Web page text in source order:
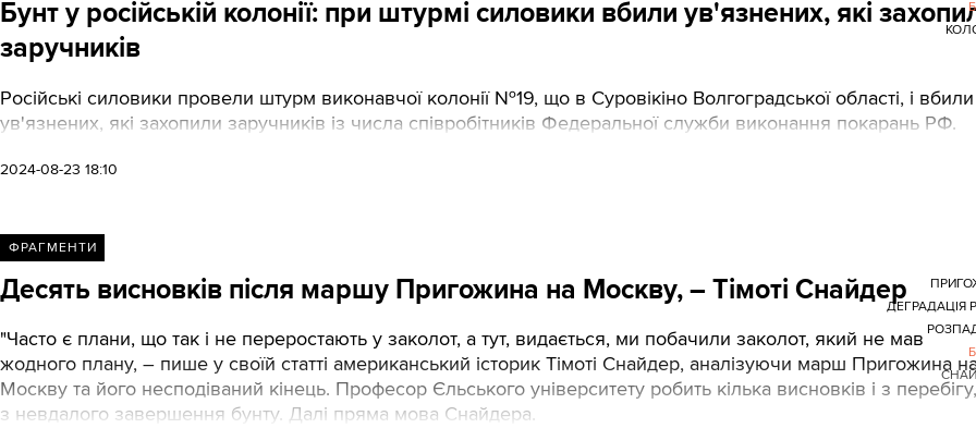
Бунт у російській колонії: при штурмі силовики вбили ув'язнених, які
заручників
Російські силовики провели штурм виконавчої колонії №19, що в Суровікіно Волгоградської області, і вбили
ув'язнених, які захопили заручників із числа співробітників Федеральної служби виконання покарань РФ.
2024-08-23 18:10
ФРАГМЕНТИ
Десять висновків після маршу Пригожина на Москву, – Тімоті Снайдер
"Часто є плани, що так і не переростають у заколот, а тут, видається, ми побачили заколот, який не мав
жодного плану, – пише у своїй статті американський історик Тімоті Снайдер, аналізуючи марш Пригожина
Москву та його несподіваний кінець. Професор Єльського університету робить кілька висновків і з перебігу,
з невдалого завершення бунту. Далі пряма мова Снайдера.
ДЕГРАДАЦІЯ